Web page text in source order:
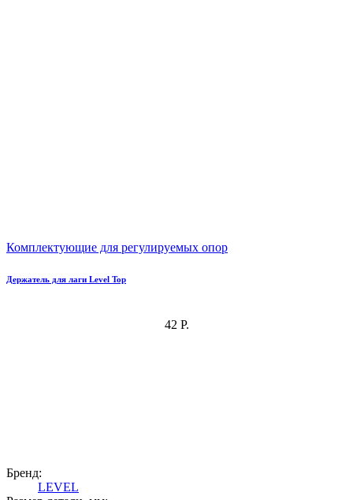
Комплектующие для регулируемых опор
Держатель для лаги Level Top
42 Р.
Бренд:
LEVEL